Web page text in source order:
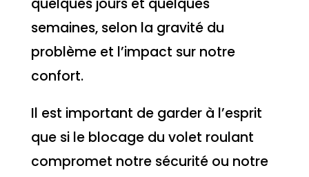
semaines, selon la gravité du
problème et l’impact sur notre
confort.
Il est important de garder à l’esprit
que si le blocage du volet roulant
compromet notre sécurité ou notre